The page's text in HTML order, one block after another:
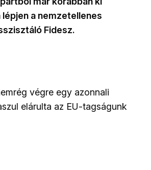
a nemzetellenes
Fidesz.
végre egy azonnali
elárulta az EU-tagságunk